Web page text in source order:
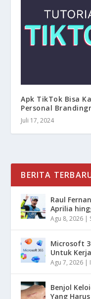
Apk TikTok Bisa
Personal
Juli 17, 2024
BERITA
Raul
Aprilia
Agu 8, 2026 |
Microsoft
Untuk
Agu 7, 2026 |
Benjol
Yang